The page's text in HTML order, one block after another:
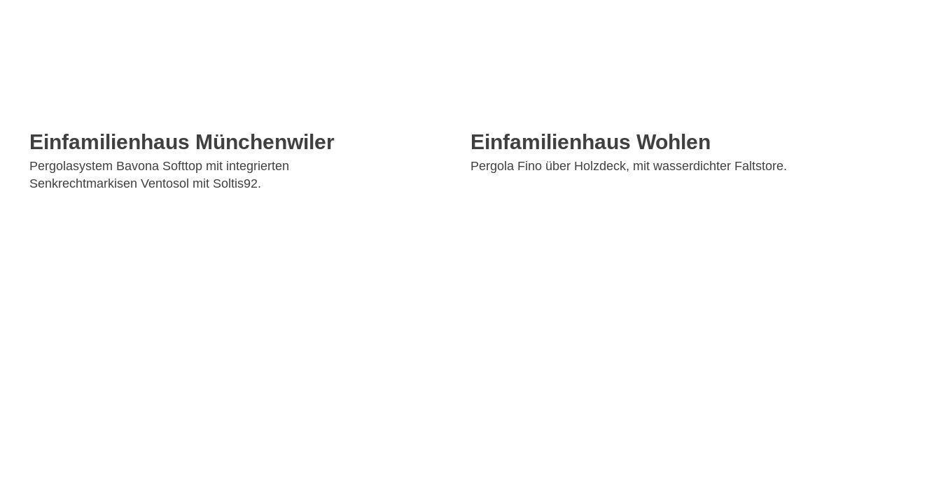
Einfamilienhaus Münchenwiler
Pergolasystem Bavona Softtop mit integrierten
Senkrechtmarkisen Ventosol mit Soltis92.
Einfamilienhaus Wohlen
Pergola Fino über Holzdeck, mit wasserdichter Faltstore.